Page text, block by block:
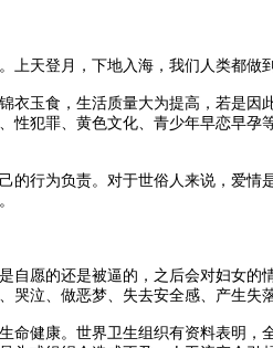
天登月，下地入海，我们人类都做
玉食，生活质量大为提高，若是因
性犯罪、黄色文化、青少年早恋早
行为负责。对于世俗人来说，爱情
愿的还是被逼的，之后会对妇女的
泣、做恶梦、失去安全感、产生失
健康。世界卫生组织有资料表明，